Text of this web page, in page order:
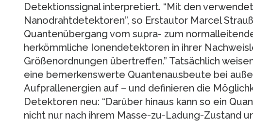
Detektionssignal interpretiert. “Mit den
Nanodrahtdetektoren”, so Erstautor Marcel
Quantenübergang vom supra- zum
herkömmliche Ionendetektoren in ihrer
Größenordnungen übertreffen.” Tatsächlich
eine bemerkenswerte Quantenausbeute bei
Aufprallenergien auf – und definieren die
Detektoren neu: “Darüber hinaus kann so ein
nicht nur nach ihrem Masse-zu-Ladung-Zustand